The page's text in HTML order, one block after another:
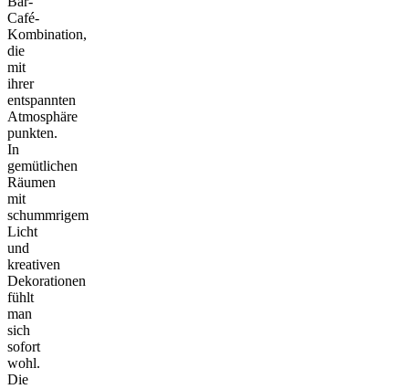
Café-
Kombination,
die
mit
ihrer
entspannten
Atmosphäre
punkten.
In
gemütlichen
Räumen
mit
schummrigem
Licht
und
kreativen
Dekorationen
fühlt
man
sich
sofort
wohl.
Die